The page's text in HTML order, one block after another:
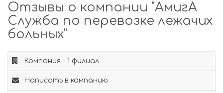
Отзывы о компании "АмигА
Служба по перевозке лежачих
больных"
Компания - 1 филиал
Написать в компанию